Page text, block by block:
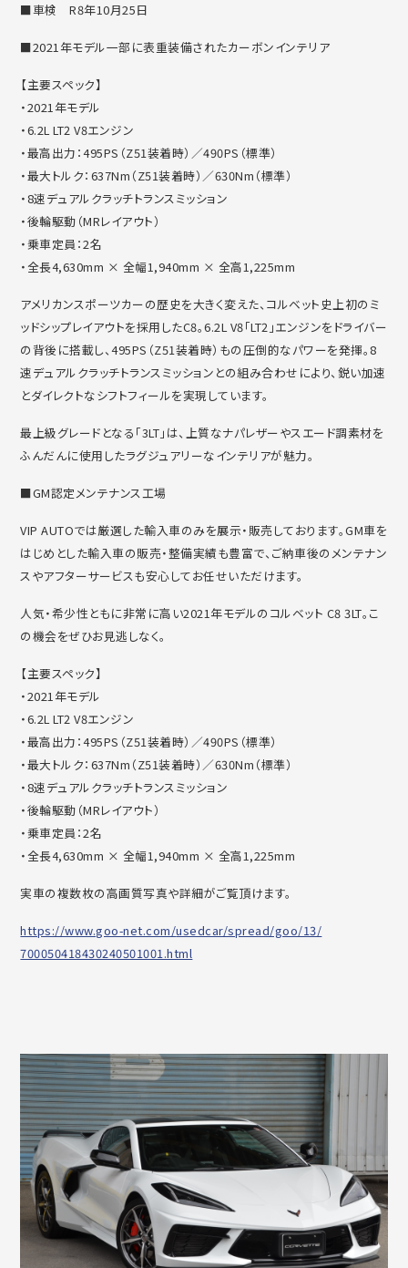
■車検 R8年10月25日
■2021年モデル一部に表重装備されたカーボンインテリア
【主要スペック】
・2021年モデル
・6.2L LT2 V8エンジン
・最高出力：495PS（Z51装着時）／490PS（標準）
・最大トルク：637Nm（Z51装着時）／630Nm（標準）
・8速デュアルクラッチトランスミッション
・後輪駆動（MRレイアウト）
・乗車定員：2名
・全長4,630mm × 全幅1,940mm × 全高1,225mm
アメリカンスポーツカーの歴史を大きく変えた、 コルベット史上初のミ
ッドシップレイアウトを採用したC8。6.2L V8「LT2」エンジンをドライバー
の背後に搭載し、495PS（Z51装着時）もの圧倒的なパワーを発揮。8
速デュアルクラッチトランスミッションとの組み合わせにより、 鋭い加速
とダイレクトなシフトフィールを実現しています。
最上級グレードとなる「3LT」は、 上質なナパレザーやスエード調素材を
ふんだんに使用したラグジュアリーなインテリアが魅力。
■GM認定メンテナンス工場
VIP AUTOでは厳選した輸入車のみを展示・販売しております。GM車を
はじめとした輸入車の販売・整備実績も豊富で、 ご納車後のメンテナン
スやアフターサービスも安心してお任せいただけます。
人気・希少性ともに非常に高い2021年モデルのコルベット C8 3LT。こ
の機会をぜひお見逃しなく。
【主要スペック】
・2021年モデル
・6.2L LT2 V8エンジン
・最高出力：495PS（Z51装着時）／490PS（標準）
・最大トルク：637Nm（Z51装着時）／630Nm（標準）
・8速デュアルクラッチトランスミッション
・後輪駆動（MRレイアウト）
・乗車定員：2名
・全長4,630mm × 全幅1,940mm × 全高1,225mm
実車の複数枚の高画質写真や詳細がご覧頂けます。
https://www.goo-net.com/usedcar/spread/goo/13/
700050418430240501001.html